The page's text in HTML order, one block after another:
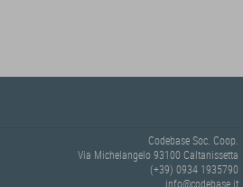
Codebase Soc. Coop.
Via Michelangelo 93100 Caltanissetta
(+39) 0934 1935790
info@codebase.it